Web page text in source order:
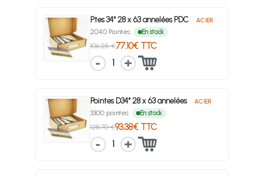
Ptes 34° 28 x 63 annelées PDC ACIER
2040 Pointes En stock
106.25 €77.10€ TTC
1
Pointes D34° 28 x 63 annelées ACIER
3300 pointes En stock
128.70 €93.38€ TTC
1